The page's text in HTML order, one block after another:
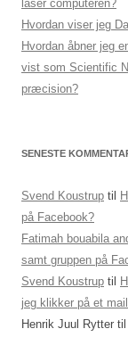
låser computeren?
Hvordan viser jeg
Hvordan åbner jeg
vist som Scientific
præcision?
SENESTE
Svend Koustrup til
på Facebook?
Fatimah bouabila
samt gruppen på
Svend Koustrup til
jeg klikker på et
Henrik Juul Rytter til